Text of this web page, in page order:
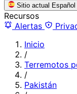
Sitio actual Español
Recursos
Alertas
Inicio
/
Terremotos
/
Pakistán